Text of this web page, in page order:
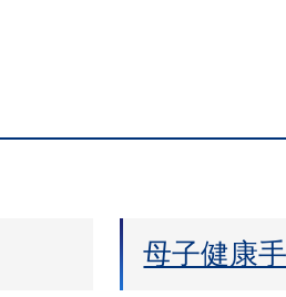
母子健康